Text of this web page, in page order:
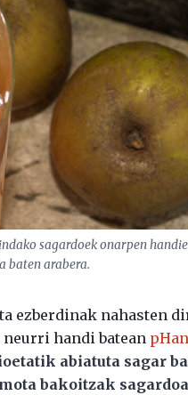
sagardoek onarpen
baten arabera.
ezberdinak nahasten
neurri handi batean
abiatuta sagar
bakoitzak